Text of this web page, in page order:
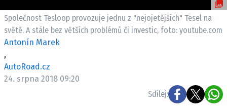
NOVINKY ZE SVĚTA EV
Společnost Tesloop provozuje jednu z "nejojetějších" Tesel na
světě. A stále bez větších problémů či investic, foto: youtube.com
Antonín Marek
,
AutoRoad.cz
24. srpna 2018 09:20
Sdílej: